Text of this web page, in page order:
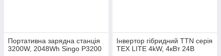
Портативна зарядна станція
3200W, 2048Wh Singo P3200
Інвертор гібридний TTN серія
TEX LITE 4kW, 4кВт 24В